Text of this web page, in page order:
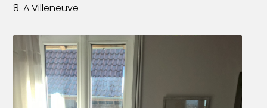
8. A Villeneuve